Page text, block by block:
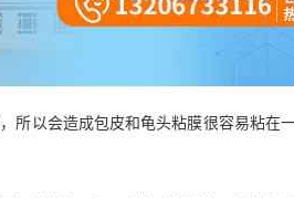
以会造成包皮和龟头粘膜很容易粘在